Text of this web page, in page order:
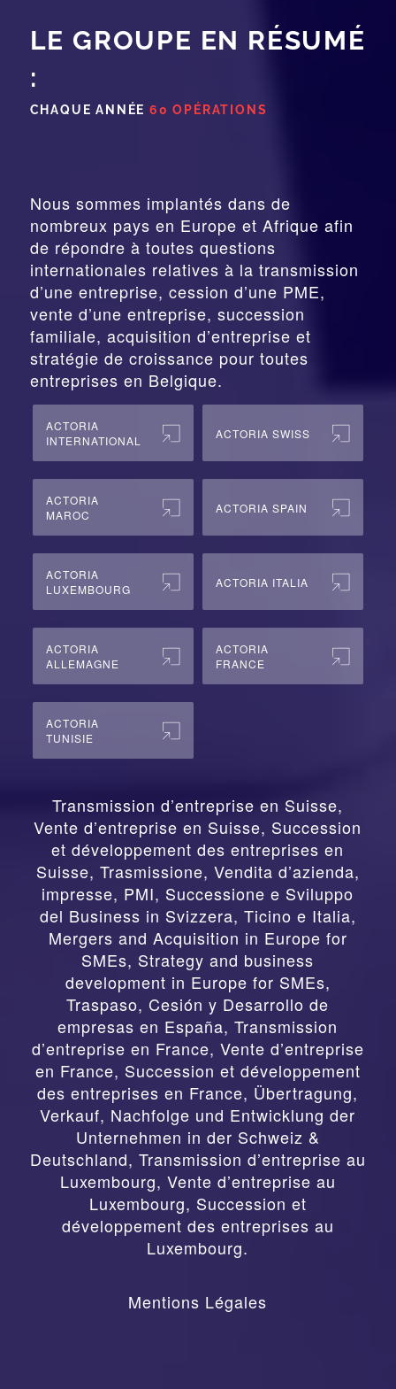
LE GROUPE EN RÉSUMÉ
:
CHAQUE ANNÉE 60 OPÉRATIONS
Nous sommes implantés dans de
nombreux pays en Europe et Afrique afin
de répondre à toutes questions
internationales relatives à la transmission
d’une entreprise, cession d’une PME,
vente d’une entreprise, succession
familiale, acquisition d’entreprise et
stratégie de croissance pour toutes
entreprises en Belgique.
ACTORIA
INTERNATIONAL
ACTORIA SWISS
ACTORIA
MAROC
ACTORIA SPAIN
ACTORIA
LUXEMBOURG
ACTORIA ITALIA
ACTORIA
ALLEMAGNE
ACTORIA
FRANCE
ACTORIA
TUNISIE
Transmission d’entreprise en Suisse,
Vente d’entreprise en Suisse, Succession
et développement des entreprises en
Suisse, Trasmissione, Vendita d’azienda,
impresse, PMI, Successione e Sviluppo
del Business in Svizzera, Ticino e Italia,
Mergers and Acquisition in Europe for
SMEs, Strategy and business
development in Europe for SMEs,
Traspaso, Cesión y Desarrollo de
empresas en España,Transmission
d’entreprise en France, Vente d’entreprise
en France, Succession et développement
des entreprises en France, Übertragung,
Verkauf, Nachfolge und Entwicklung der
Unternehmen in der Schweiz &
Deutschland, Transmission d’entreprise au
Luxembourg, Vente d’entreprise au
Luxembourg, Succession et
développement des entreprises au
Luxembourg.
Mentions Légales